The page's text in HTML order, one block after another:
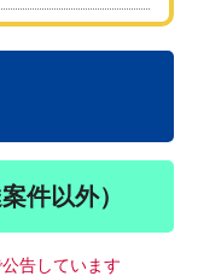
件以外）
公告しています